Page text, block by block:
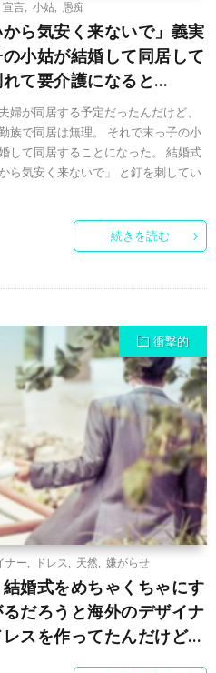
宣言 小姑 愚痴
ら気安く来ないで」義実
小姑が結婚して同居して
て要介護になると…
が同居する予定だったんだけど、
族で同居は無理。 それで末っ子の小
して同居することになった。 結婚式
ら気安く来ないで」 と釘を刺してい
続きを読む
衝撃的
ナー ドレス 天然 嫌がらせ
婚式をめちゃくちゃにす
だろうと海外のデザイナ
スを作ってたんだけど…